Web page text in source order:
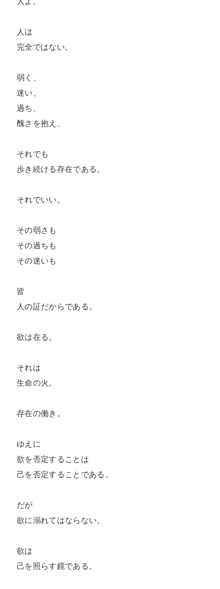
人は
完全ではない。
弱く、
迷い、
過ち、
醜さを抱え、
それでも
歩き続ける存在である。
それでいい。
その弱さも
その過ちも
その迷いも
皆
人の証だからである。
欲は在る。
それは
生命の火。
存在の働き。
ゆえに
欲を否定することは
己を否定することである。
だが
欲に溺れてはならない。
欲は
己を照らす鏡である。